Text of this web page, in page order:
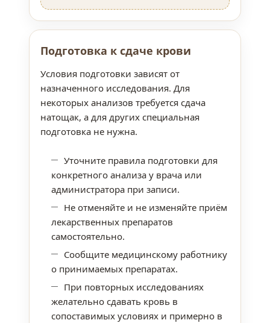
Подготовка к сдаче крови
Условия подготовки зависят от
назначенного исследования. Для
некоторых анализов требуется сдача
натощак, а для других специальная
подготовка не нужна.
Уточните правила подготовки для
конкретного анализа у врача или
администратора при записи.
Не отменяйте и не изменяйте приём
лекарственных препаратов
самостоятельно.
Сообщите медицинскому работнику
о принимаемых препаратах.
При повторных исследованиях
желательно сдавать кровь в
сопоставимых условиях и примерно в